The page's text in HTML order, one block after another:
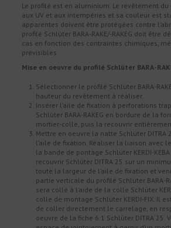
Le profilé est en aluminium. Le revêtement
aux UV et aux intempéries et sa couleur est
apparentes doivent être protégées contre
profilé Schlüter BARA-RAKE/-RAKEG doit être
cas en fonction des contraintes chimiques,
prévisibles.
Mise en oeuvre du profilé Schlüter BARA-
Sélectionner le profilé Schlüter BARA-
hauteur du revêtement à réaliser.
Insérer l’aile de fixation à perforations
Schlüter BARA-RAKEG en bordure de la
mortier-colle, puis la recouvrir
Mettre en oeuvre la natte Schlüter DITRA
l’aile de fixation. Réaliser la liaison avec
la bande de pontage Schlüter KERDI-
recouvrir Schlüter DITRA 25 sur un
toute la largeur de l’aile de fixation et
partie verticale du profilé Schlüter BARA-
sera collé à l’aide de la colle Schlüter
colle de montage Schlüter KERDI-FIX. Il
de coller directement le carrelage, en
oeuvre de la fiche 6.1 Schlüter DITRA 25.